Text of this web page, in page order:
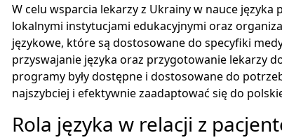
W celu wsparcia lekarzy z Ukrainy w nauce języka
lokalnymi instytucjami edukacyjnymi oraz
językowe, które są dostosowane do specyfiki
przyswajanie języka oraz przygotowanie lekarzy
programy były dostępne i dostosowane do
najszybciej i efektywnie zaadaptować się do
Rola języka w relacji z